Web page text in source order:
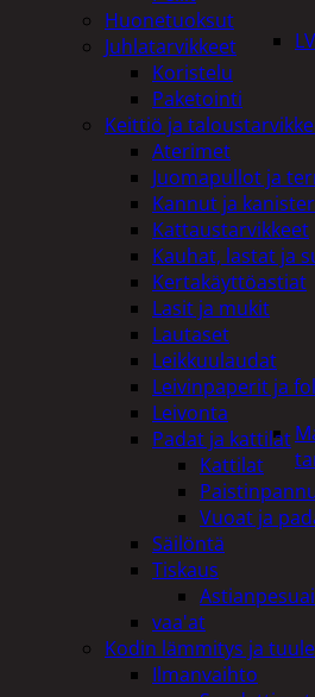
Huonetuoksut
Juhlatarvikkeet
Koristelu
Paketointi
Keittiö ja
Aterimet
Juomapullot ja
Kannut ja
Kattaustarvikkeet
Kauhat, lastat ja
Kertakäyttöastiat
Lasit ja mukit
Lautaset
Leikkuulaudat
Leivinpaperit ja
Leivonta
Padat ja kattilat
Kattilat
Vuoat ja
Säilöntä
Tiskaus
vaa'at
Kodin lämmitys ja
Ilmanvaihto